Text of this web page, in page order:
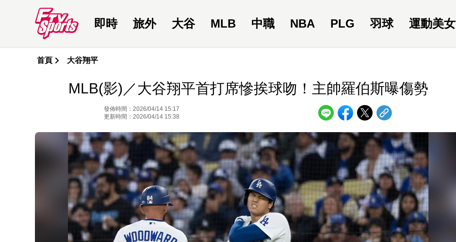
即時 旅外 大谷 MLB 中職 NBA PLG 羽球 運動美女
首頁 大谷翔平
MLB(影)／大谷翔平首打席慘挨球吻！主帥羅伯斯曝傷勢
發佈時間：2026/04/14 15:17
更新時間：2026/04/14 15:38